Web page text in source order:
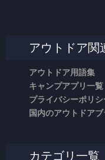
アウトドア関
アウトドア用語集
キャンプアプリ一覧
プライバシーポリシ
国内のアウトドア
カテゴリ一覧